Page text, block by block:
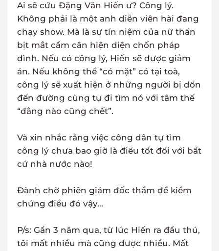
Ai sẽ cứu Đặng Văn Hiến ư? Công lý.
Không phải là một anh diễn viên hài đang
chạy show. Mà là sự tín niệm của nữ thần
bịt mắt cầm cân hiện diện chốn pháp
đình. Nếu có công lý, Hiến sẽ được giảm
án. Nếu không thể “có mặt” có tại toà,
công lý sẽ xuất hiện ở những người bị dồn
đến đường cùng tự đi tìm nó với tâm thế
“đằng nào cũng chết”.
Và xin nhắc rằng việc công dân tự tìm
công lý chưa bao giờ là điều tốt đối với bất
cứ nhà nước nào!
Đành chờ phiên giám đốc thẩm để kiểm
chứng điều đó vậy...
P/s: Gần 3 năm qua, từ lúc Hiến ra đầu thú,
tôi mất nhiều mà cũng được nhiều. Mất